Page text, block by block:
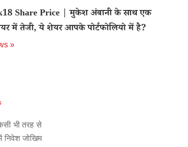
Share Price | मुकेश अंबानी के साथ एक
में तेजी, ये शेयर आपके पोर्टफोलियो में है?
»
भी तरह से
निवेश जोखिम